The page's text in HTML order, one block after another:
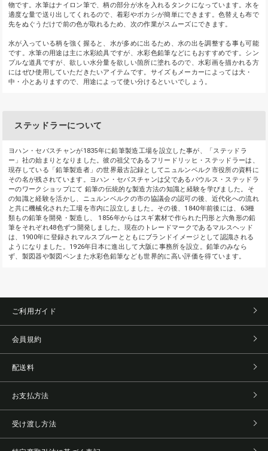
物です。水筆はナイロン筆で、柄の部分が水を入れるタンクになっています。水を
適度な量で送り出してくれるので、着彩やボカシが簡単にできます。色替えも布で
先をぬぐうだけで前の色が取れるため、次の作業がスムーズにできます。
水が入っている柄を強く握ると、水が多めに出るため、水の出を調整する事も可能
です。水筆の用途は主に水彩絵具ですが、水彩色鉛筆などにもおすすめです。シン
プルな道具ですが、欲しい水分量を欲しい箇所に塗れるので、水彩画を描かれる方
にはぜひ使用していただきたいアイテムです。サイズもメーカーによっては大・
中・小とありますので、用途によって使い分けるといいでしょう。
ステッドラーについて
ヨハン・セバスチャンが1835年に鉛筆製造工場を設立した事が、「ステッドラ
ー」社の始まりとなりました。彼の祖父であるフリードリッヒ・ステッドラーは、
現存している「鉛筆製造者」の世界最古記録としてニュルンベルク市役所の資料に
その名が残されています。ヨハン・セバスチャンは父であるパウルス・ステッドラ
ーのワークショップにて 鉛筆の伝統的な製造方法の知識と経験を学びました。そ
の知識と経験を活かし、ニュルンベルクの市の協議会の認可の後、近代化への流れ
と共に機械化された工場を市内に設立しました。その後、1840年前後には、63種
類もの鉛筆を開発・製造し、 1856年からはスギ素材で作られた円形と六角形の鉛
筆をそれぞれ48色ずつ開発しました。現在のトレードマークであるマルスヘッド
は、1900年に登録されマルスブルーとともにブランドイメージとして認識される
ようになりました。1926年日本に進出して大阪に事務所を設立。鉛筆のみなら
ず、製図器や製図ペンまた水彩色鉛筆なども世界的に高い評価を得ています。
ご利用ガイド
会員規約
配送料
お支払方法
受け渡し方法